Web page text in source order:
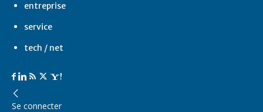
entreprise
service
tech / net
Se connecter